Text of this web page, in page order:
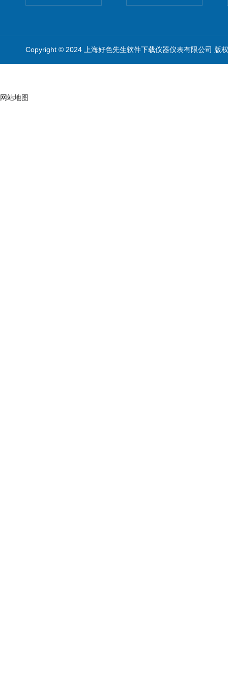
Copyright © 2024 上海好色先生软件下载仪器仪表有限公司 版
网站地图